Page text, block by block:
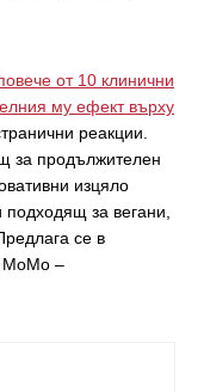
от 10 клинични
му ефект върху
реакции.
за продължителен
изцяло
подходящ за вегани,
се в
МоМо –